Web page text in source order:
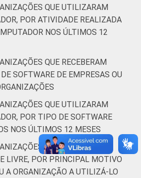
Desenvolvimento
e defesa de
direitos
44
Religião 54
Saúde e
assistência
social
Outros 45
NIC.br, Centro Regional de
o Desenvolvimento da
QUE UTILIZARAM
POR ATIVIDADE REALIZADA
NOS ÚLTIMOS 12
QUE RECEBERAM
SOFTWARE DE EMPRESAS OU
QUE UTILIZARAM
POR TIPO DE SOFTWARE
NOS ÚLTIMOS 12 MESES
QUE UTILIZARAM
LIVRE, POR PRINCIPAL MOTIVO
A ORGANIZAÇÃO A UTILIZÁ-LO